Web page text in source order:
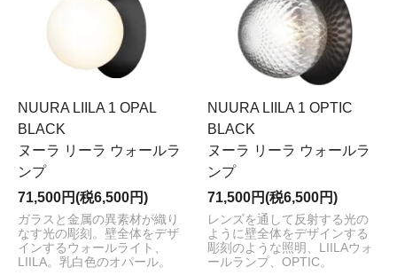
NUURA LIILA 1 OPAL
BLACK
ヌーラ リーラ ウォールラ
ンプ
71,500円(税6,500円)
ガラスと金属の異素材が織り
なす光の彫刻。壁全体をデザ
インするウォールライト、
LIILA。乳白色のオパール。
NUURA LIILA 1 OPTIC
BLACK
ヌーラ リーラ ウォールラ
ンプ
71,500円(税6,500円)
レンズを通して反射する光の
ように壁全体をデザインする
彫刻のような照明、LIILAウォ
ールランプ、OPTIC。